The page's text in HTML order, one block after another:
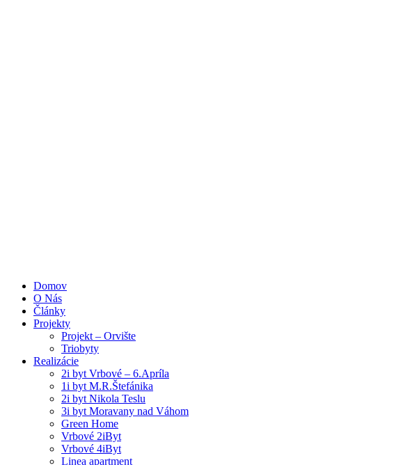
Domov
O Nás
Články
Projekty
Projekt – Orvište
Triobyty
Realizácie
2i byt Vrbové – 6.Apríla
1i byt M.R.Štefánika
2i byt Nikola Teslu
3i byt Moravany nad Váhom
Green Home
Vrbové 2iByt
Vrbové 4iByt
Linea apartment